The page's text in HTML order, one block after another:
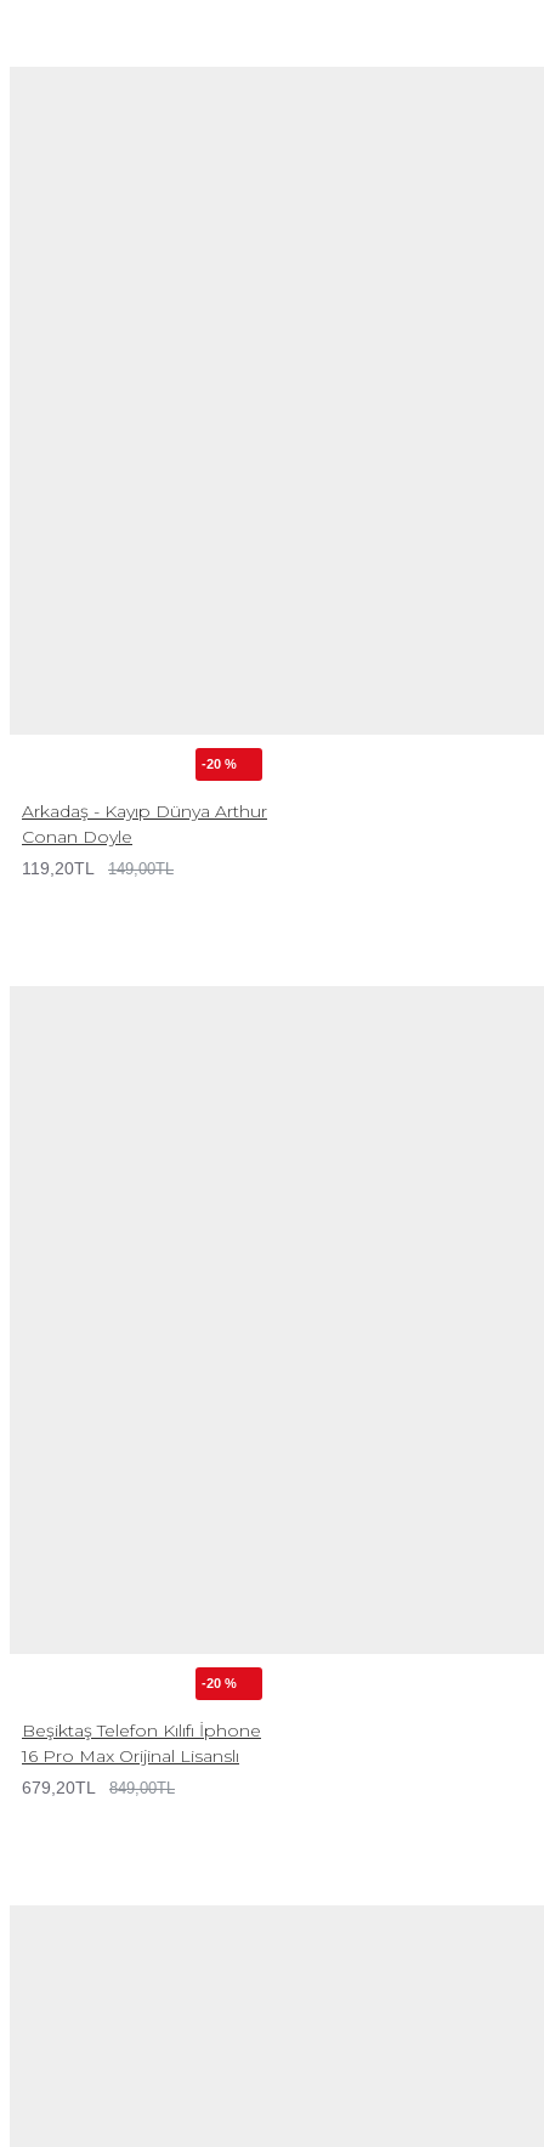
-20 %
Arkadaş - Kayıp Dünya Arthur
Conan Doyle
119,20TL 149,00TL
-20 %
Beşiktaş Telefon Kılıfı İphone
16 Pro Max Orijinal Lisanslı
679,20TL 849,00TL